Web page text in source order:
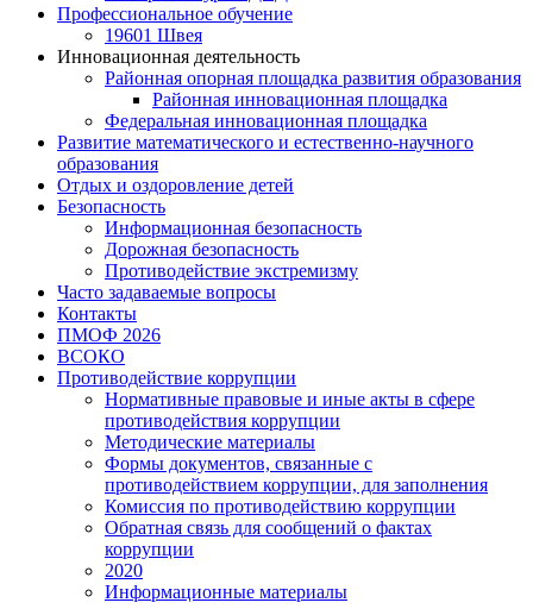
Профессиональное обучение
19601 Швея
Инновационная деятельность
Районная опорная площадка развития образования
Районная инновационная площадка
Федеральная инновационная площадка
Развитие математического и естественно-научного
образования
Отдых и оздоровление детей
Безопасность
Информационная безопасность
Дорожная безопасность
Противодействие экстремизму
Часто задаваемые вопросы
Контакты
ПМОФ 2026
ВСОКО
Противодействие коррупции
Нормативные правовые и иные акты в сфере
противодействия коррупции
Методические материалы
Формы документов, связанные с
противодействием коррупции, для заполнения
Комиссия по противодействию коррупции
Обратная связь для сообщений о фактах
коррупции
2020
Информационные материалы